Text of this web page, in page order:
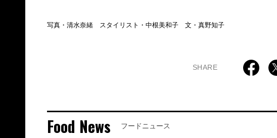
写真・清水奈緒 スタイリスト・中根美和子 文・真野知子
SHARE
Food News フードニュース